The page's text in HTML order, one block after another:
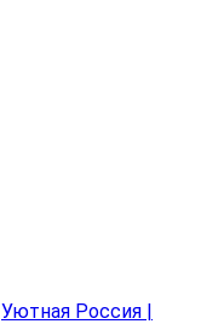
Уютная Россия |